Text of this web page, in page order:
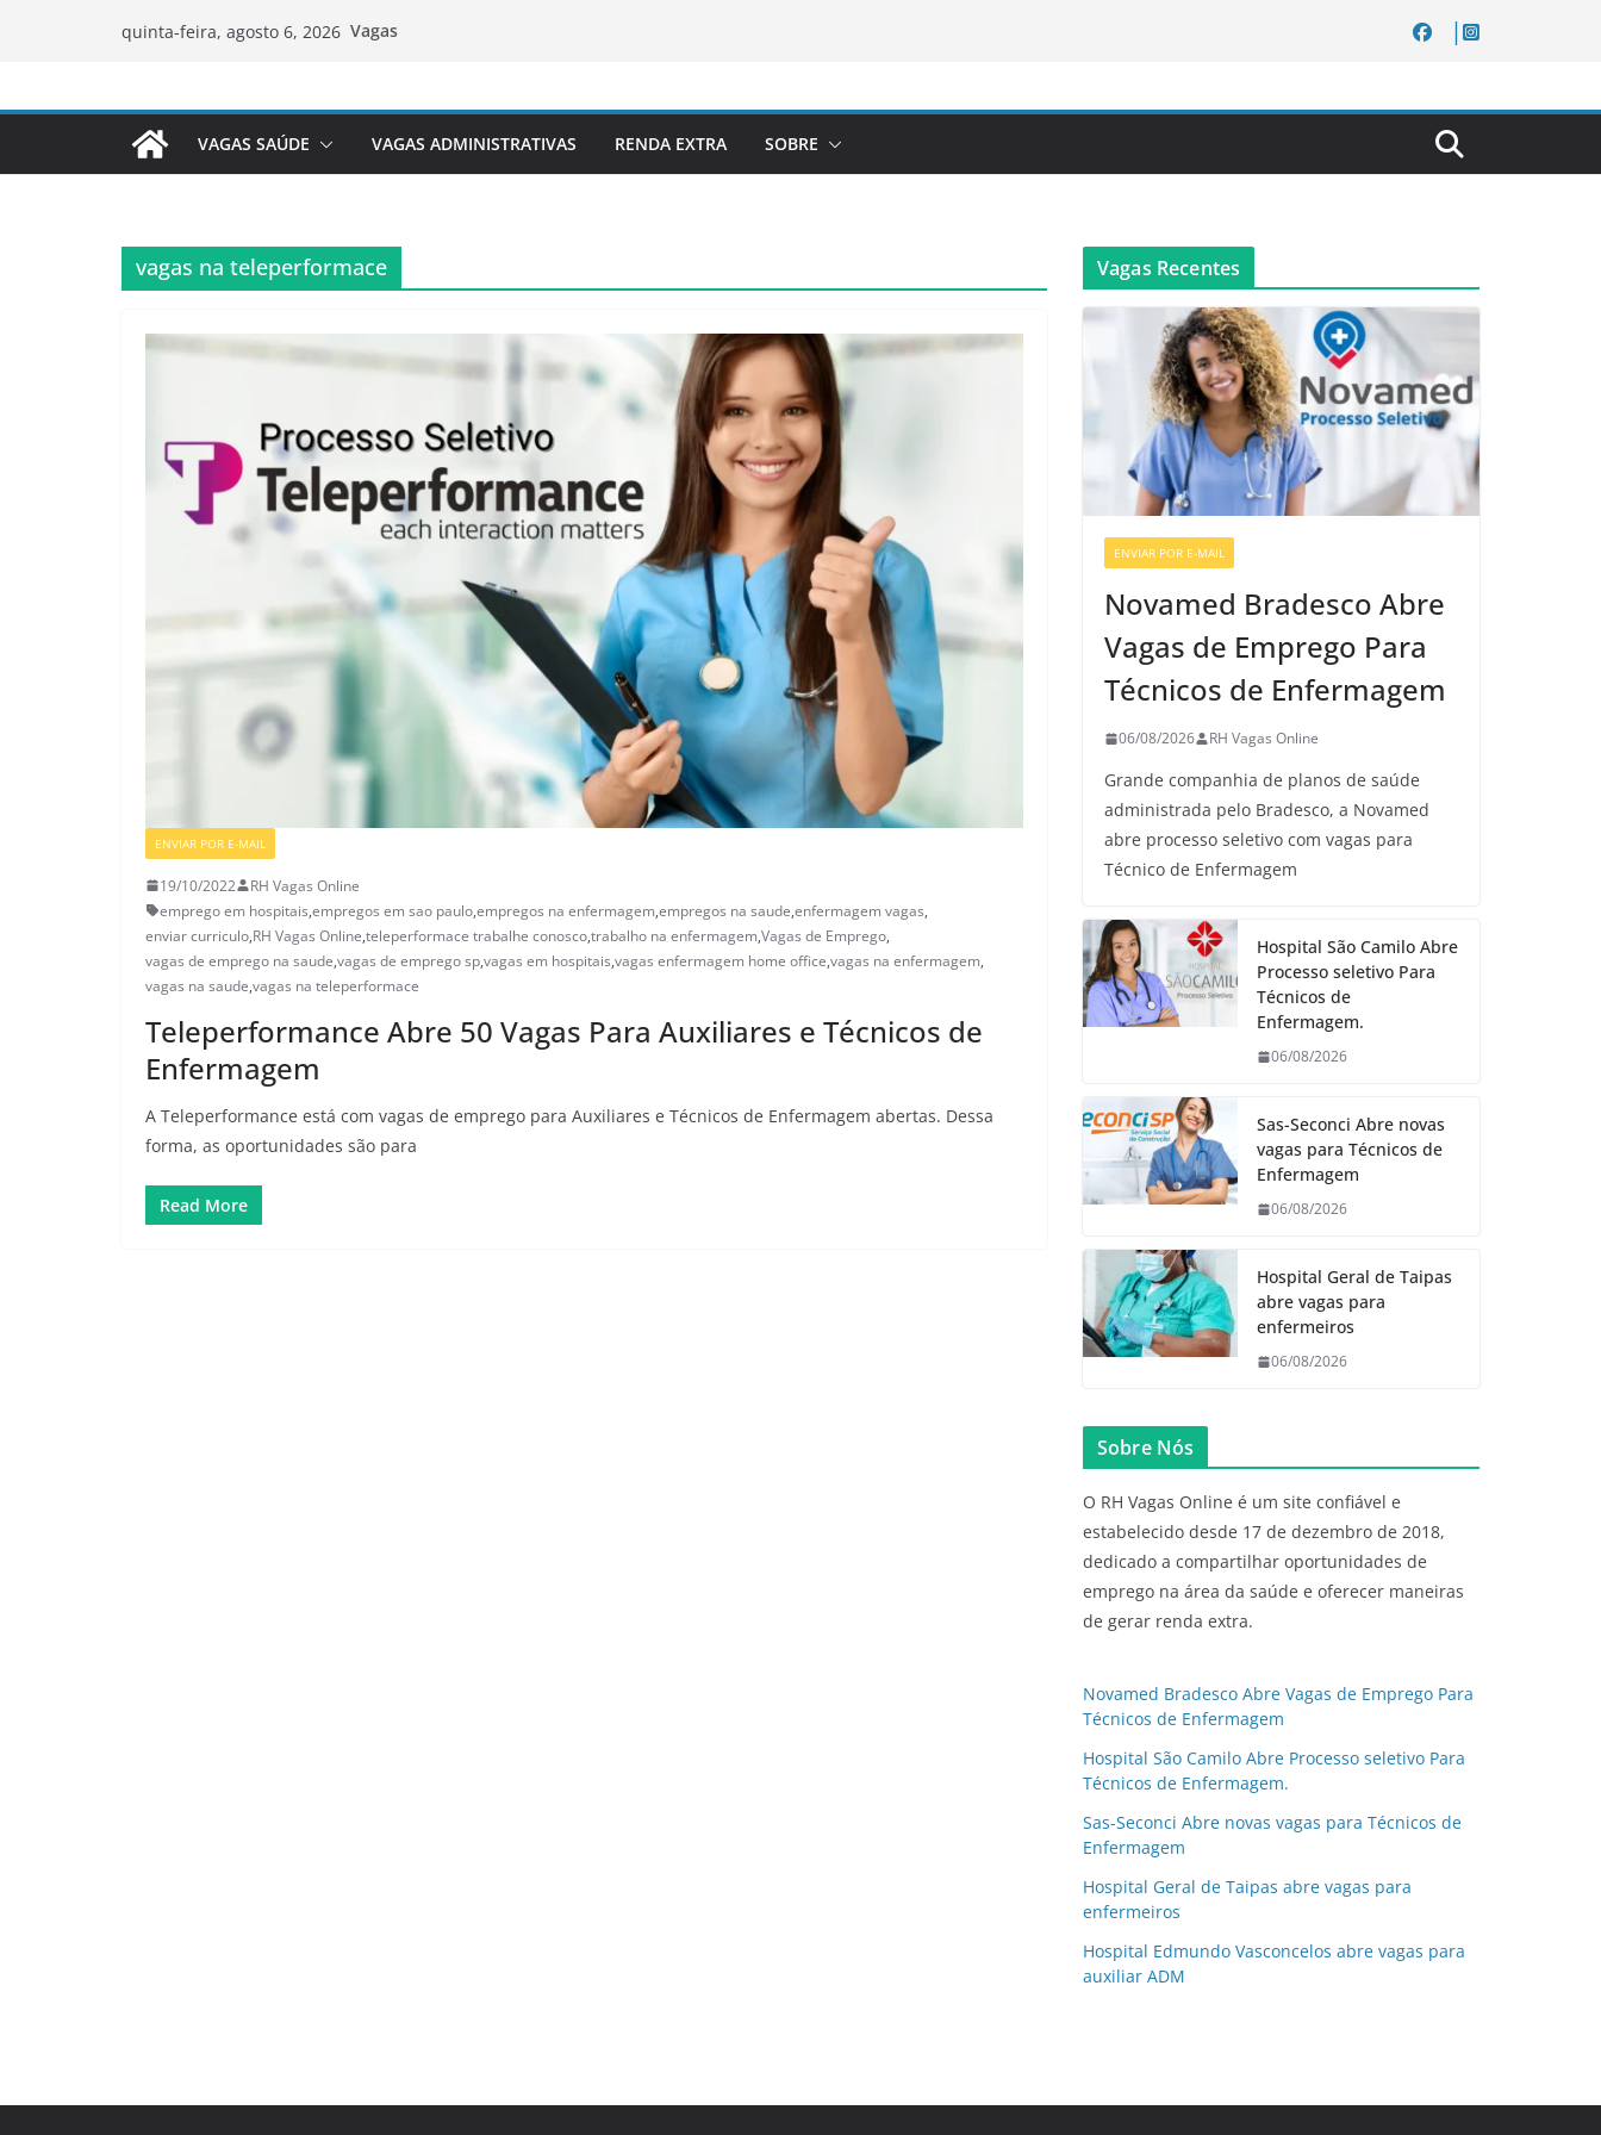
conteúdo
quinta-feira, agosto 6, 2026 Vagas
VAGAS SAÚDE VAGAS ADMINISTRATIVAS RENDA EXTRA SOBRE
vagas na teleperformace
ENVIAR POR E-MAIL
19/10/2022
RH Vagas Online
emprego em hospitais,empregos em sao paulo,empregos na enfermagem,empregos na saude,enfermagem vagas,
enviar curriculo,RH Vagas Online,teleperformace trabalhe conosco,trabalho na enfermagem,Vagas de Emprego,
vagas de emprego na saude,vagas de emprego sp,vagas em hospitais,vagas enfermagem home office,vagas na enfermagem,
vagas na saude,vagas na teleperformace
Teleperformance Abre 50 Vagas Para Auxiliares e Técnicos de
Enfermagem
A Teleperformance está com vagas de emprego para Auxiliares e Técnicos de Enfermagem abertas. Dessa
forma, as oportunidades são para
Read More
Vagas Recentes
ENVIAR POR E-MAIL
Novamed Bradesco Abre
Vagas de Emprego Para
Técnicos de Enfermagem
06/08/2026 RH Vagas Online
Grande companhia de planos de saúde
administrada pelo Bradesco, a Novamed
abre processo seletivo com vagas para
Técnico de Enfermagem
Hospital São Camilo Abre
Processo seletivo Para
Técnicos de
Enfermagem.
06/08/2026
Sas-Seconci Abre novas
vagas para Técnicos de
Enfermagem
06/08/2026
Hospital Geral de Taipas
abre vagas para
enfermeiros
06/08/2026
Sobre Nós
O RH Vagas Online é um site confiável e
estabelecido desde 17 de dezembro de 2018,
dedicado a compartilhar oportunidades de
emprego na área da saúde e oferecer maneiras
de gerar renda extra.
Novamed Bradesco Abre Vagas de Emprego Para
Técnicos de Enfermagem
Hospital São Camilo Abre Processo seletivo Para
Técnicos de Enfermagem.
Sas-Seconci Abre novas vagas para Técnicos de
Enfermagem
Hospital Geral de Taipas abre vagas para
enfermeiros
Hospital Edmundo Vasconcelos abre vagas para
auxiliar ADM